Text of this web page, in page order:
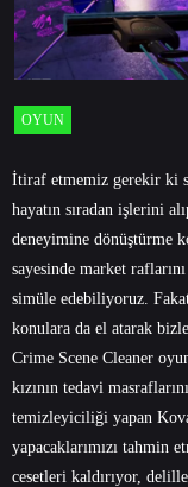
OYUN
İtiraf etmemiz gerekir ki
hayatın sıradan işlerini
deneyimine dönüştürme
sayesinde market
simüle edebiliyoruz.
konulara da el atarak
Crime Scene Cleaner
kızının tedavi
temizleyiciliği yapan
yapacaklarımızı tahmin
cesetleri kaldırıyor,